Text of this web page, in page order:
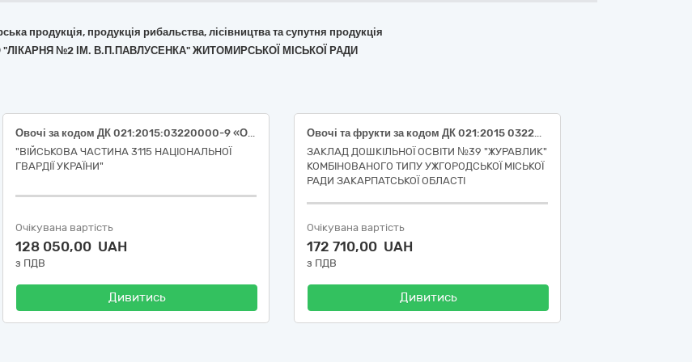
продукція, продукція рибальства, лісівництва та супутня продукція
"ЛІКАРНЯ №2 ІМ. В.П.ПАВЛУСЕНКА" ЖИТОМИРСЬКОЇ МІСЬКОЇ РАДИ
Овочі за кодом ДК 021:2015:03220000-9 «Овочі, фрукти та горіхи», а саме: капуста цвітна (ДК 021:2015:03221420-6 «Капуста цвітна»), баклажан (ДК 021:2015:03221200-8 «Плодові овочі»), кабачок (ДК 021:2015:03221250-3 «Кабачки»), огірок свіжий (ДК 021:2015:03221270-9 «Огірки»), перець солодкий (ДК 021:2015:03221230-7 «Перець овочевий»).
"ВІЙСЬКОВА ЧАСТИНА 3115 НАЦІОНАЛЬНОЇ
ГВАРДІЇ УКРАЇНИ"
Очікувана вартість
128 050,00 UAH
з ПДВ
Дивитись
Овочі та фрукти за кодом ДК 021:2015 03220000-9 Овочі, фрукти та горіхи
ЗАКЛАД ДОШКІЛЬНОЇ ОСВІТИ №39 "ЖУРАВЛИК"
КОМБІНОВАНОГО ТИПУ УЖГОРОДСЬКОЇ МІСЬКОЇ
РАДИ ЗАКАРПАТСЬКОЇ ОБЛАСТІ
Очікувана вартість
172 710,00 UAH
з ПДВ
Дивитись